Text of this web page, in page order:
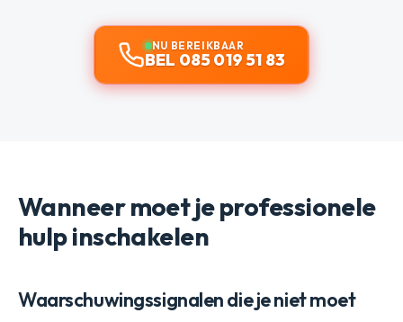
NU BEREIKBAAR
BEL 085 019 51 83
Wanneer moet je professionele
hulp inschakelen
Waarschuwingssignalen die je niet moet